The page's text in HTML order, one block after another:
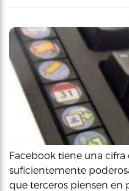
Facebook tiene una
suficientemente
que terceros piensen en